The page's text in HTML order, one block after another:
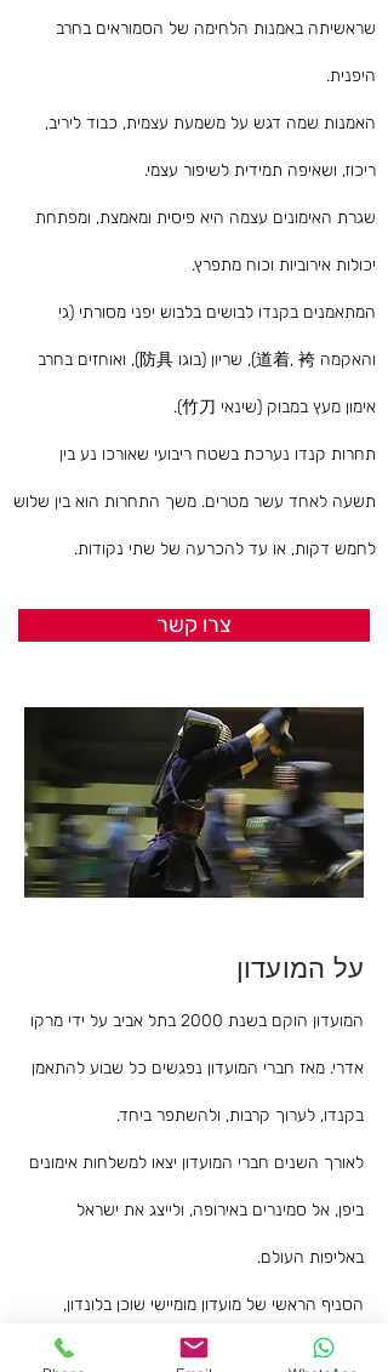
שראשיתה באמנות הלחימה של הסמוראים בחרב
היפנית.
האמנות שמה דגש על משמעת עצמית, כבוד ליריב,
ריכוז, ושאיפה תמידית לשיפור עצמי.
שגרת האימונים עצמה היא פיסית ומאמצת, ומפתחת
יכולות אירוביות וכוח מתפרץ.
המתאמנים בקנדו לבושים בלבוש יפני מסורתי (גי
והאקמה 道着, 袴), שריון (בוגו 防具), ואוחזים בחרב
אימון מעץ במבוק (שינאי 竹刀).
תחרות קנדו נערכת בשטח ריבועי שאורכו נע בין
תשעה לאחד עשר מטרים. משך התחרות הוא בין שלוש
לחמש דקות, או עד להכרעה של שתי נקודות.
צרו קשר
על המועדון
המועדון הוקם בשנת 2000 בתל אביב על ידי מרקו
אדרי. מאז חברי המועדון נפגשים כל שבוע להתאמן
בקנדו, לערוך קרבות, ולהשתפר ביחד.
לאורך השנים חברי המועדון יצאו למשלחות אימונים
ביפן, אל סמינרים באירופה, ולייצג את ישראל
באליפות העולם.
הסניף הראשי של מועדון מומיישי שוכן בלונדון,
והוקם לפני יותר מחמישים שנה על ידי טרי הולט